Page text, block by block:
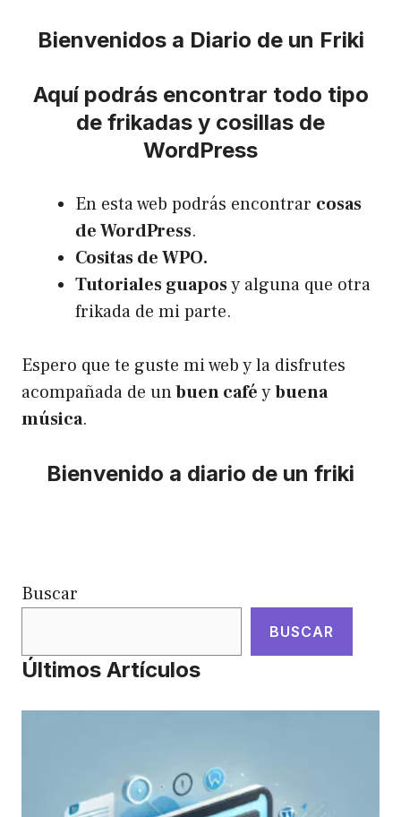
Bienvenidos a Diario de un Friki
Aquí podrás encontrar todo tipo
de frikadas y cosillas de
WordPress
En esta web podrás encontrar cosas
de WordPress.
Cositas de WPO.
Tutoriales guaposy alguna que otra
frikada de mi parte.
Espero que te guste mi web y la disfrutes
acompañada de unbuen caféybuena
música.
Bienvenido a diario de un friki
Buscar
BUSCAR
Últimos Artículos